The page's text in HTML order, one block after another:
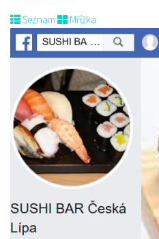
Seznam Mřížka